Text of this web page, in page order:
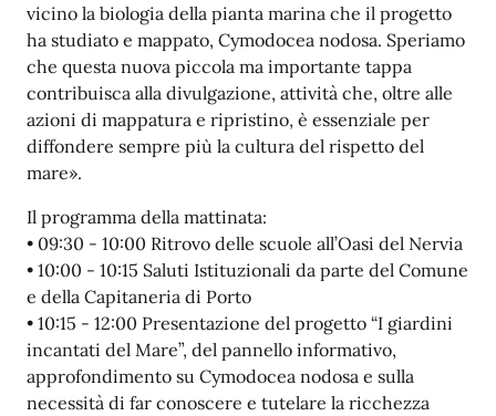
vicino la biologia della pianta marina che il progetto
ha studiato e mappato, Cymodocea nodosa. Speriamo
che questa nuova piccola ma importante tappa
contribuisca alla divulgazione, attività che, oltre alle
azioni di mappatura e ripristino, è essenziale per
diffondere sempre più la cultura del rispetto del
mare».
Il programma della mattinata:
• 09:30 - 10:00 Ritrovo delle scuole all’Oasi del Nervia
• 10:00 - 10:15 Saluti Istituzionali da parte del Comune
e della Capitaneria di Porto
• 10:15 - 12:00 Presentazione del progetto “I giardini
incantati del Mare”, del pannello informativo,
approfondimento su Cymodocea nodosa e sulla
necessità di far conoscere e tutelare la ricchezza